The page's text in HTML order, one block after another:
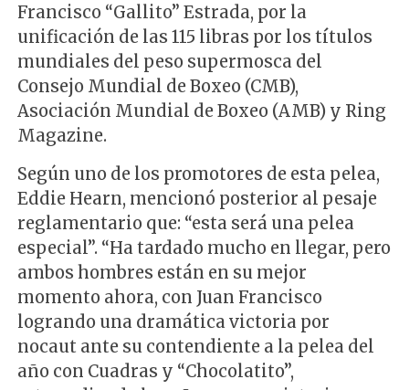
Francisco “Gallito” Estrada, por la
unificación de las 115 libras por los títulos
mundiales del peso supermosca del
Consejo Mundial de Boxeo (CMB),
Asociación Mundial de Boxeo (AMB) y Ring
Magazine.
Según uno de los promotores de esta pelea,
Eddie Hearn, mencionó posterior al pesaje
reglamentario que: “esta será una pelea
especial”. “Ha tardado mucho en llegar, pero
ambos hombres están en su mejor
momento ahora, con Juan Francisco
logrando una dramática victoria por
nocaut ante su contendiente a la pelea del
año con Cuadras y “Chocolatito”,